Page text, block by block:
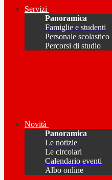
Servizi
Panoramica
Famiglie e studenti
Personale scolastico
Percorsi di studio
Novità
Panoramica
Le notizie
Le circolari
Calendario eventi
Albo online